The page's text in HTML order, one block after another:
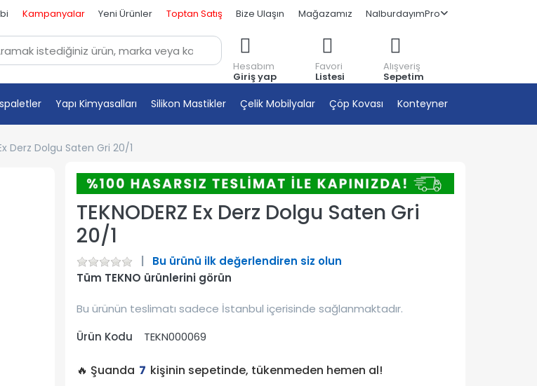
Kampanyalar Yeni Ürünler Toptan Satış Bize Ulaşın Mağazamız NalburdayımPro
Hesabım
Giriş yap
Favori
Listesi
Alışveriş
Sepetim
Yapı Kimyasalları Silikon Mastikler Çelik Mobilyalar Çöp Kovası Konteyner
Derz Dolgu Saten Gri 20/1
TEKNODERZ Ex Derz Dolgu Saten Gri
20/1
Bu ürünü ilk değerlendiren siz olun
Tüm TEKNO ürünlerini görün
Bu ürünün teslimatı sadece İstanbul içerisinde sağlanmaktadır.
Ürün Kodu
TEKN000069
🔥 Şuanda 7 kişinin sepetinde, tükenmeden hemen al!